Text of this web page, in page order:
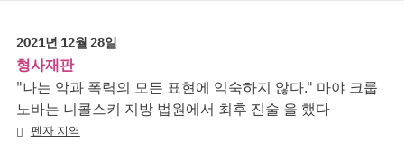
2021년 12월 28일
형사재판
"나는 악과 폭력의 모든 표현에 익숙하지 않다." 마야 크룹
노바는 니콜스키 지방 법원에서 최후 진술 을 했다
펜자 지역